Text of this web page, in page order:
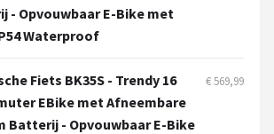
- Opvouwbaar E-Bike met
Waterproof
Fiets BK35S - Trendy 16
EBike met Afneembare
Batterij - Opvouwbaar E-Bike
€ 569,99